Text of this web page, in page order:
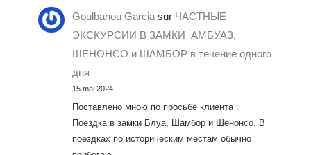
Goulbanou Garcia sur ЧАСТНЫЕ
ЭКСКУРСИИ В ЗАМКИ АМБУАЗ,
ШЕНОНСО и ШАМБОР в течение одного
дня
15 mai 2024
Поставлено мною по просьбе клиента :
Поездка в замки Блуа, Шамбор и Шенонсо. В
поездках по историческим местам обычно